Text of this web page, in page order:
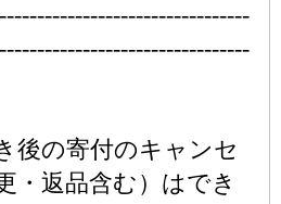
後の寄付のキャンセ
・返品含む）はでき